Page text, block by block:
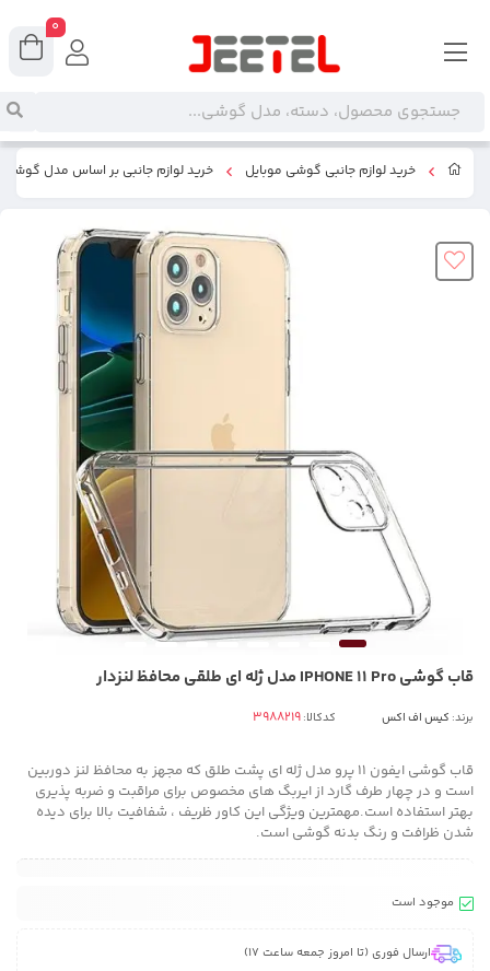
خرید لوازم جانبی گوشی موبایل خرید لوازم جانبی بر اساس مدل گوشی
قاب گوشی IPHONE 11 Pro مدل ژله ای طلقی محافظ لنزدار
برند: کیس اف اکس کدکالا:
قاب گوشی ایفون 11 پرو مدل ژله ای پشت طلق که مجهز به محافظ لنز دوربین
است و در چهار طرف گارد از ایربگ های مخصوص برای مراقبت و ضربه پذیری
بهتر استفاده است.مهمترین ویژگی این کاور ظریف ، شفافیت بالا برای دیده
شدن ظرافت و رنگ بدنه گوشی است.
موجود است
ارسال فوری (تا امروز جمعه ساعت 17)
0